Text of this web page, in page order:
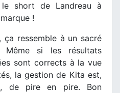
le short de Landreau à
!
ça ressemble à un sacré
Même si les résultats
sont corrects à la vue
la gestion de Kita est,
de pire en pire. Bon